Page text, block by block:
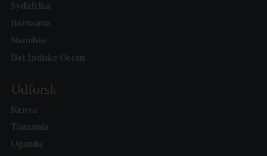
Sydafrika
Botswana
Namibia
Det Indiske Ocean
Udforsk
Kenya
Tanzania
Uganda